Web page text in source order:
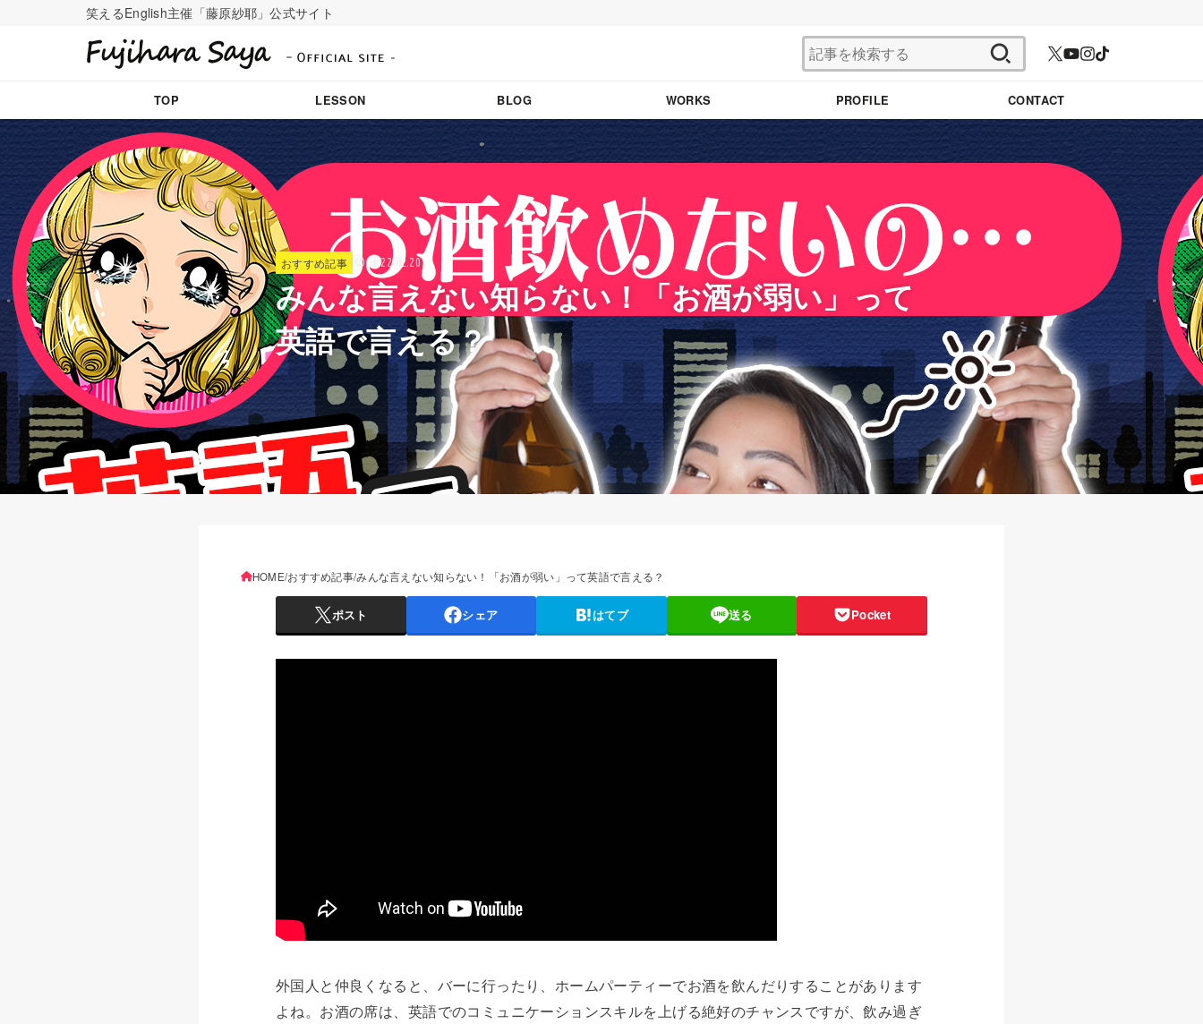
笑えるEnglish主催「藤原紗耶」公式サイト
索:
TOP LESSON BLOG WORKS PROFILE CONTACT
おすすめ記事 2022.02.20
みんな言えない知らない！「お酒が弱い」って
英語で言える？
HOME おすすめ記事 みんな言えない知らない！「お酒が弱い」って英語で言える？
ポスト シェア はてブ 送る Pocket
外国人と仲良くなると、バーに行ったり、ホームパーティーでお酒を飲んだりすることがあります
よね。お酒の席は、英語でのコミュニケーションスキルを上げる絶好のチャンスですが、飲み過ぎ